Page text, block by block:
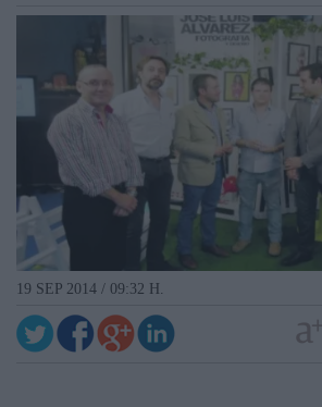
19 SEP 2014 / 09:32 H.